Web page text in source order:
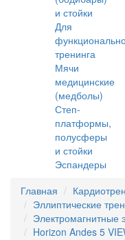
и стойки
Для
тренинга
Мячи
медицинские
(медболы)
Степ-
платформы,
полусферы
и стойки
Эспандеры
Главная
Эллиптические
Электромагнитные
Horizon Andes 5